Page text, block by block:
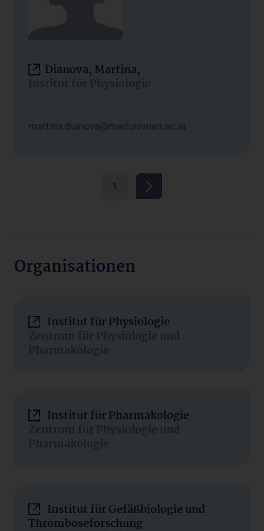
Dianova, Martina,
Institut für Physiologie
martina.dianova@meduniwien.ac.at
1
Organisationen
Institut für Physiologie
Zentrum für Physiologie und
Pharmakologie
Institut für Pharmakologie
Zentrum für Physiologie und
Pharmakologie
Institut für Gefäßbiologie und
Thromboseforschung